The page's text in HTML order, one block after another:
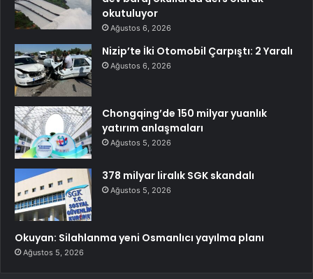
okutuluyor
Ağustos 6, 2026
Nizip’te İki Otomobil Çarpıştı: 2 Yaralı
Ağustos 6, 2026
Chongqing’de 150 milyar yuanlık
yatırım anlaşmaları
Ağustos 5, 2026
378 milyar liralık SGK skandalı
Ağustos 5, 2026
Okuyan: Silahlanma yeni Osmanlıcı yayılma planı
Ağustos 5, 2026